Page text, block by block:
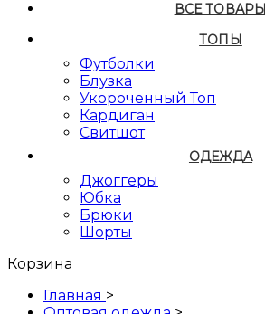
ВСЕ ТОВАРЫ
ТОПЫ
Футболки
Блузка
Укороченный Топ
Кардиган
Свитшот
ОДЕЖДА
Джоггеры
Юбка
Брюки
Шорты
Корзина
Главная >